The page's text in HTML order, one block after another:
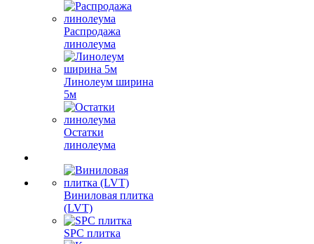
Распродажа
линолеума
Линолеум ширина
5м
Остатки
линолеума
Виниловая плитка
(LVT)
SPC плитка